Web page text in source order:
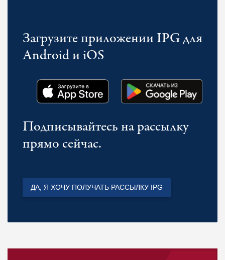
Загрузите приложении IPG для
Android и iOS
Подписывайтесь на рассылку
прямо сейчас.
ДА, Я ХОЧУ ПОЛУЧАТЬ РАССЫЛКУ IPG